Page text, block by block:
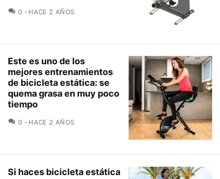
0 COMENTARIOS
HACE 2 AÑOS
Este es uno de los
mejores entrenamientos
de bicicleta estática: se
quema grasa en muy poco
tiempo
0 COMENTARIOS
HACE 2 AÑOS
Si haces bicicleta estática